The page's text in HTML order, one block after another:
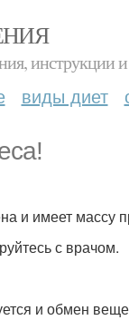
инструкции
виды диет
и имеет массу
с врачом.
и обмен